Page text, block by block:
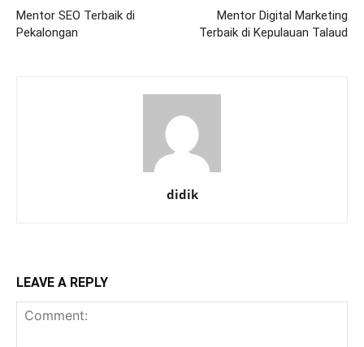
Mentor SEO Terbaik di
Pekalongan
Mentor Digital Marketing
Terbaik di Kepulauan Talaud
didik
LEAVE A REPLY